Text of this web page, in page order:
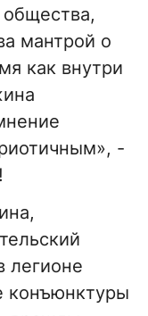
общества,
мантрой о
как внутри
-
легионе
конъюнктуры